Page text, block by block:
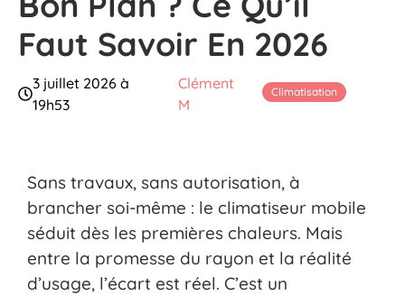
Faut Savoir En 2026
3 juillet 2026 à
19h53
Clément
M
Climatisation
Sans travaux, sans autorisation, à
brancher soi-même : le climatiseur mobile
séduit dès les premières chaleurs. Mais
entre la promesse du rayon et la réalité
d’usage, l’écart est réel. C’est un